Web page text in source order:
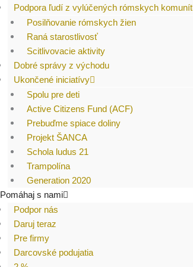
Podpora ľudí z vylúčených rómskych komunít
Posilňovanie rómskych žien
Raná starostlivosť
Scitlivovacie aktivity
Dobré správy z východu
Ukončené iniciatívy
Spolu pre deti
Active Citizens Fund (ACF)
Prebuďme spiace doliny
Projekt ŠANCA
Schola ludus 21
Trampolína
Generation 2020
Pomáhaj s nami
Podpor nás
Daruj teraz
Pre firmy
Darcovské podujatia